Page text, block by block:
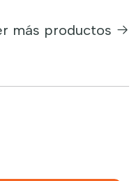
más productos